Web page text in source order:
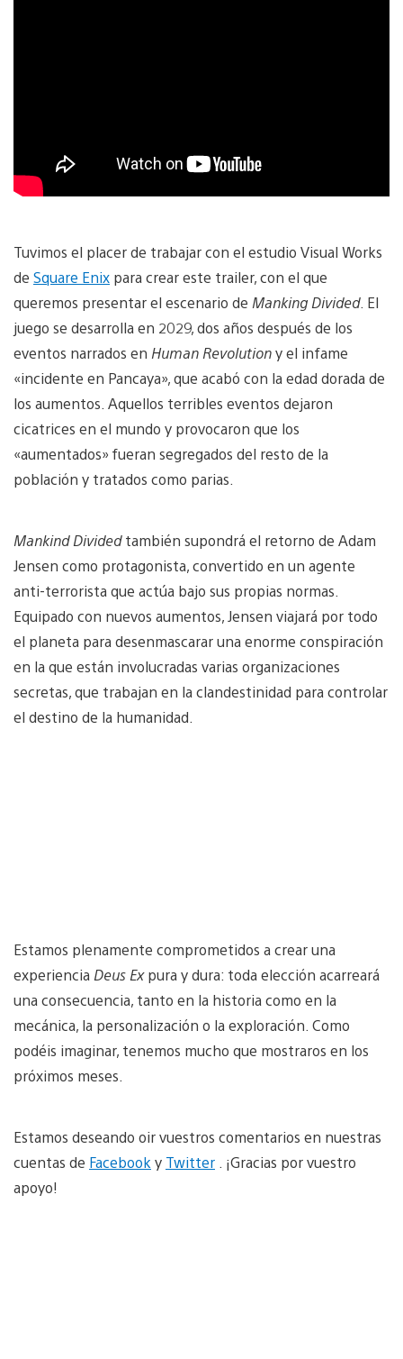
Tuvimos el placer de trabajar con el estudio Visual Works
de Square Enix para crear este trailer, con el que
queremos presentar el escenario de Manking Divided. El
juego se desarrolla en 2029, dos años después de los
eventos narrados en Human Revolutiony el infame
«incidente en Pancaya», que acabó con la edad dorada de
los aumentos. Aquellos terribles eventos dejaron
cicatrices en el mundo y provocaron que los
«aumentados» fueran segregados del resto de la
población y tratados como parias.
Mankind Dividedtambién supondrá el retorno de Adam
Jensen como protagonista, convertido en un agente
anti-terrorista que actúa bajo sus propias normas.
Equipado con nuevos aumentos, Jensen viajará por todo
el planeta para desenmascarar una enorme conspiración
en la que están involucradas varias organizaciones
secretas, que trabajan en la clandestinidad para controlar
el destino de la humanidad.
Estamos plenamente comprometidos a crearuna
experiencia Deus Ex pura y dura: toda elección acarreará
una consecuencia, tanto en la historia como en la
mecánica, la personalización o la exploración. Como
podéis imaginar, tenemos mucho que mostraros en los
próximos meses.
Estamos deseando oir vuestros comentarios en nuestras
cuentas de Facebook y Twitter . ¡Gracias por vuestro
apoyo!